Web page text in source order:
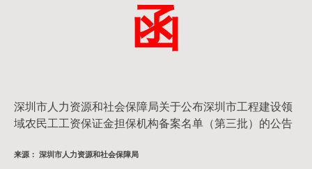
函
深圳市人力资源和社会保障局关于公布深圳市工程建设领
域农民工工资保证金担保机构备案名单（第三批）的公告
来源： 深圳市人力资源和社会保障局